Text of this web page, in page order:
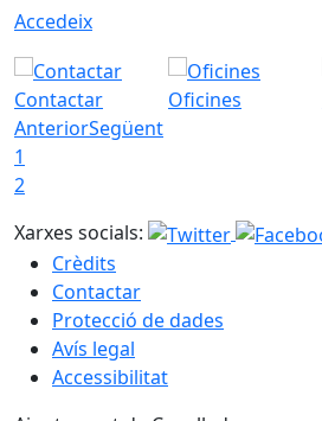
Accedeix
Contactar Oficines
AnteriorSegüent
1
2
Xarxes socials:
Crèdits
Contactar
Protecció de dades
Avís legal
Accessibilitat